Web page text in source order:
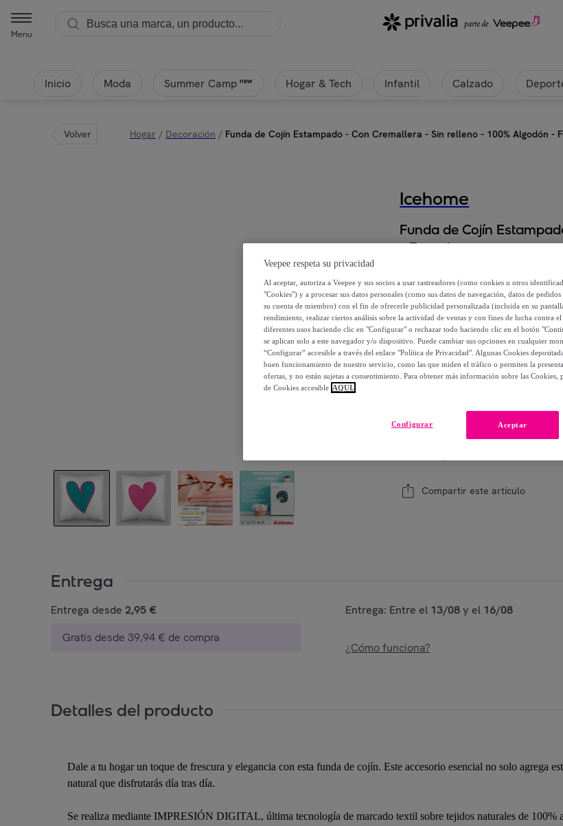
Menu
Inicio Moda Summer Camp new Hogar & Tech Infantil Calzado
Volver Hogar / Decoración / Funda de Cojín Estampado - Con Cremallera - Sin relleno - 100% Algodón -
Icehome
Funda de Cojín
- Foraning
9,95 €
18,00 €
-44%
Funda de Cojín
1 Añadir a la
Compartir este artículo
Entrega
Entrega desde 2,95 €
Gratis desde 39,94 € de compra
Entrega: Entre el 13/08y el 16/08
¿Cómo funciona?
Detalles del producto
Dale a tu hogar un toque de frescura y elegancia con esta funda de cojín. Este accesorio esencial no solo agrega
natural que disfrutarás día tras día.
Se realiza mediante IMPRESIÓN DIGITAL, última tecnología de marcado textil sobre tejidos naturales de
Veepee respeta su privacidad
Al aceptar, autoriza a Veepee y sus socios a usar rastreadores (como cookies u otros
"Cookies") y a procesar sus datos personales (como sus datos de navegación, datos de
su cuenta de miembro) con el fin de ofrecerle publicidad personalizada (incluida en su
rendimiento, realizar ciertos análisis sobre la actividad de ventas y con fines de lucha contra
diferentes usos haciendo clic en "Configurar" o rechazar todo haciendo clic en el botón
se aplican solo a este navegador y/o dispositivo. Puede cambiar sus opciones en cualquier
“Configurar” accesible a través del enlace "Política de Privacidad". Algunas Cookies
buen funcionamiento de nuestro servicio, como las que miden el tráfico o permiten la
ofertas, y no están sujetas a consentimiento. Para obtener más información sobre las Cookies,
de Cookies accesible AQUÍ.
Aceptar
Configurar